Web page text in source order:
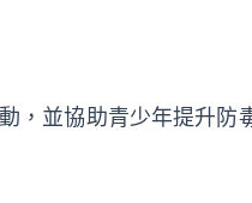
，並協助青少年提升防